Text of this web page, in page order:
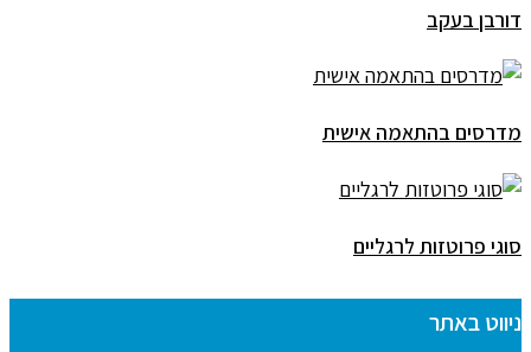
דורבן בעקב
מדרסים בהתאמה אישית
סוגי פרוטזות לרגליים
ניווט באתר